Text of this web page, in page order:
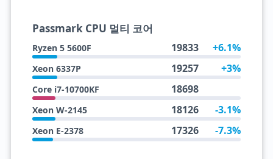
Passmark CPU 멀티 코어
Ryzen 5 5600F 19833 +6.1%
Xeon 6337P 19257 +3%
Core i7-10700KF 18698
Xeon W-2145 18126 -3.1%
Xeon E-2378 17326 -7.3%